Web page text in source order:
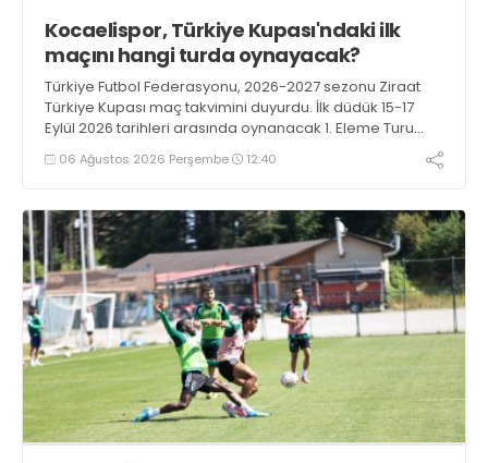
Kocaelispor, Türkiye Kupası'ndaki ilk
maçını hangi turda oynayacak?
Türkiye Futbol Federasyonu, 2026-2027 sezonu Ziraat
Türkiye Kupası maç takvimini duyurdu. İlk düdük 15-17
Eylül 2026 tarihleri arasında oynanacak 1. Eleme Turu
karşılaşmalarıyla çalacak.
06 Ağustos 2026 Perşembe 12:40